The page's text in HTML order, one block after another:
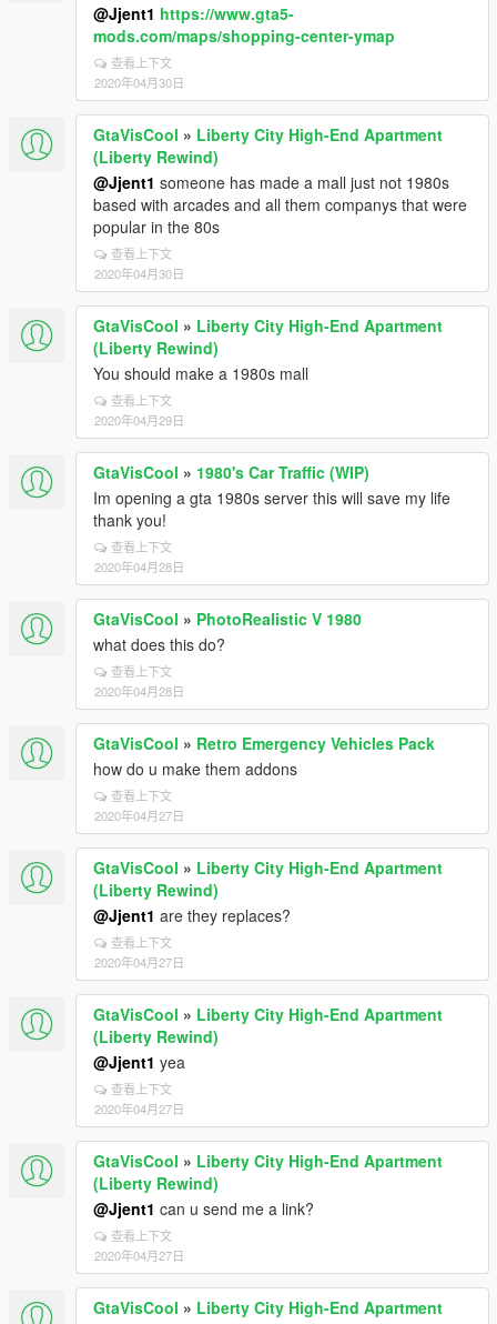
@Jjent1 https://www.gta5-
mods.com/maps/shopping-center-ymap
查看上下文
2020年04月30日
GtaVisCool » Liberty City High-End Apartment
(Liberty Rewind)
@Jjent1 someone has made a mall just not 1980s
based with arcades and all them companys that were
popular in the 80s
查看上下文
2020年04月30日
GtaVisCool » Liberty City High-End Apartment
(Liberty Rewind)
You should make a 1980s mall
查看上下文
2020年04月29日
GtaVisCool » 1980's Car Traffic (WIP)
Im opening a gta 1980s server this will save my life
thank you!
查看上下文
2020年04月28日
GtaVisCool » PhotoRealistic V 1980
what does this do?
查看上下文
2020年04月28日
GtaVisCool » Retro Emergency Vehicles Pack
how do u make them addons
查看上下文
2020年04月27日
GtaVisCool » Liberty City High-End Apartment
(Liberty Rewind)
@Jjent1 are they replaces?
查看上下文
2020年04月27日
GtaVisCool » Liberty City High-End Apartment
(Liberty Rewind)
@Jjent1 yea
查看上下文
2020年04月27日
GtaVisCool » Liberty City High-End Apartment
(Liberty Rewind)
@Jjent1 can u send me a link?
查看上下文
2020年04月27日
GtaVisCool » Liberty City High-End Apartment